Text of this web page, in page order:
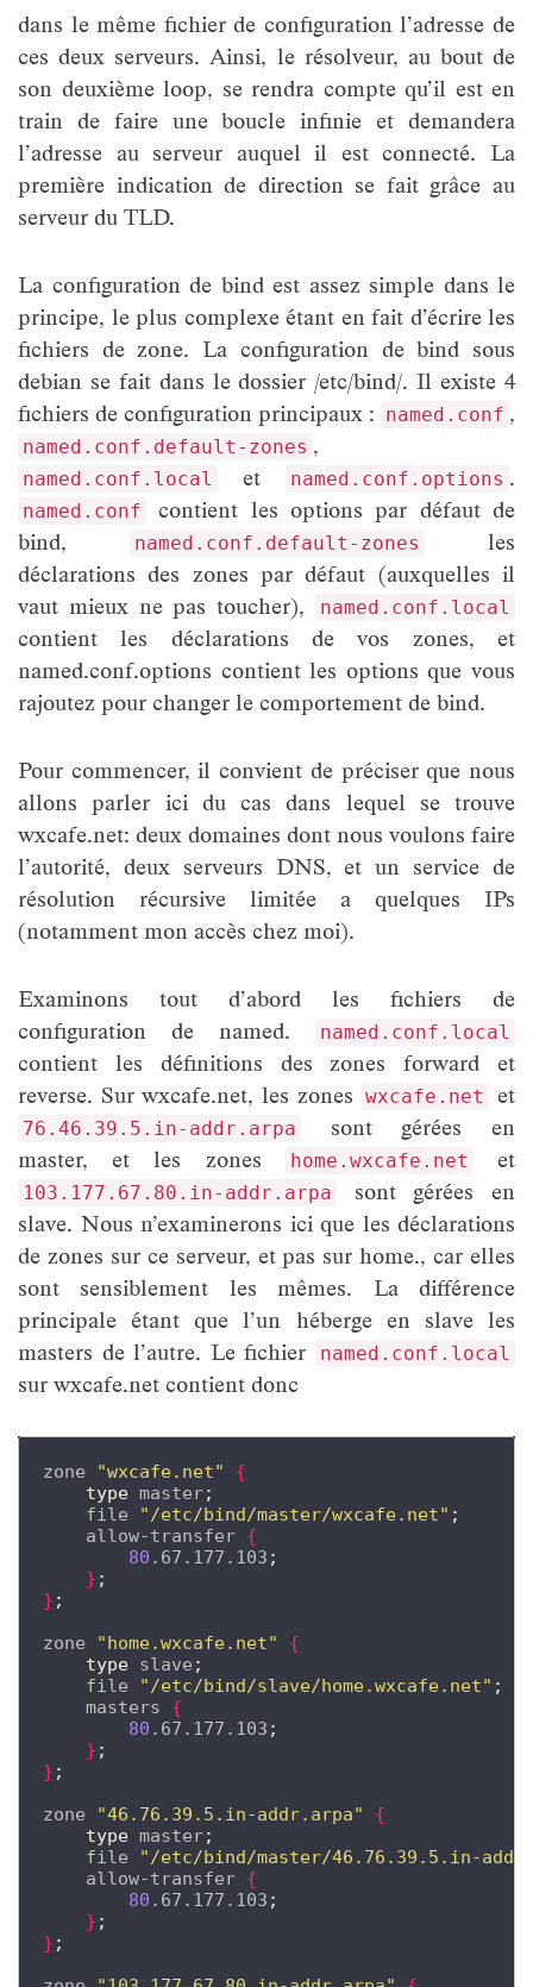
dans le même fichier de configuration l’adresse de
ces deux serveurs. Ainsi, le résolveur, au bout de
son deuxième loop, se rendra compte qu’il est en
train de faire une boucle infinie et demandera
l’adresse au serveur auquel il est connecté. La
première indication de direction se fait grâce au
serveur du TLD.
La configuration de bind est assez simple dans le
principe, le plus complexe étant en fait d’écrire les
fichiers de zone. La configuration de bind sous
debian se fait dans le dossier /etc/bind/. Il existe 4
fichiers de configuration principaux : named.conf ,
named.conf.default-zones ,
named.conf.local et named.conf.options .
named.conf
contient les options par défaut de
bind,
named.conf.default-zones
les
déclarations des zones par défaut (auxquelles il
vaut mieux ne pas toucher),
named.conf.local
contient les déclarations de vos zones, et
named.conf.options contient les options que vous
rajoutez pour changer le comportement de bind.
Pour commencer, il convient de préciser que nous
allons parler ici du cas dans lequel se trouve
wxcafe.net: deux domaines dont nous voulons faire
l’autorité, deux serveurs DNS, et un service de
résolution récursive limitée a quelques IPs
(notamment mon accès chez moi).
Examinons tout d’abord les fichiers de
configuration de named.
named.conf.local
contient les définitions des zones forward et
reverse. Sur wxcafe.net, les zones wxcafe.net et
76.46.39.5.in-addr.arpa
sont gérées en
master, et les zones
home.wxcafe.net et
103.177.67.80.in-addr.arpa
sont gérées en
slave. Nous n’examinerons ici que les déclarations
de zones sur ce serveur, et pas sur home., car elles
sont sensiblement les mêmes. La différence
principale étant que l’un héberge en slave les
masters de l’autre. Le fichier
named.conf.local
sur wxcafe.net contient donc
zone "wxcafe.net"
{
type master;
    file
"/etc/bind/master/wxcafe.net" ;
    allow-transfer
{
80 .67.177.103 ;
} ;
} ;
zone
"home.wxcafe.net"
{
type slave ;
    file
"/etc/bind/slave/home.wxcafe.net" ;
    masters
{
80 .67.177.103 ;
} ;
} ;
zone
"46.76.39.5.in-addr.arpa"
{
type master;
    file
"/etc/bind/master/46.76.39.5.in-
    allow-transfer
{
80 .67.177.103 ;
} ;
} ;